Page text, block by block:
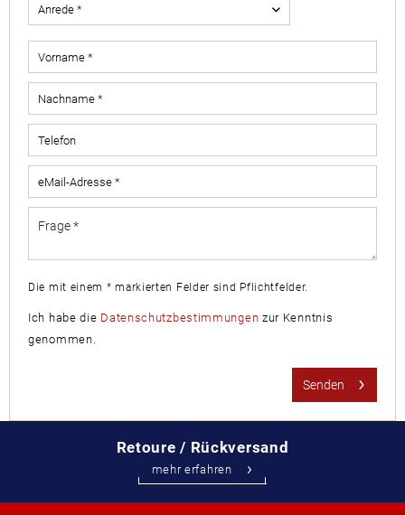
Die mit einem * markierten Felder sind Pflichtfelder.
Ich habe die Datenschutzbestimmungen zur Kenntnis
genommen.
Senden
Retoure / Rückversand
mehr erfahren